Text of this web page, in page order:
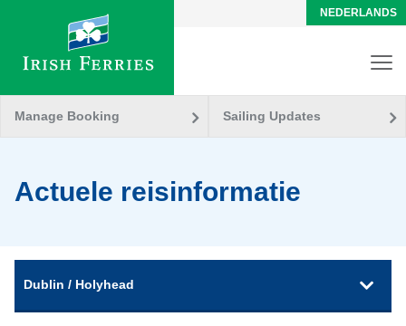
NEDERLANDS
Manage Booking Sailing Updates
Actuele reisinformatie
Dublin / Holyhead